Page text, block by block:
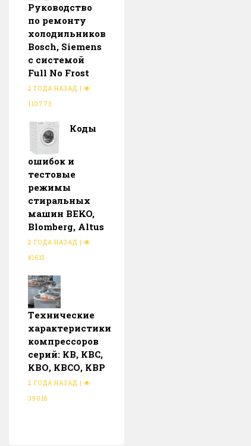
Руководство
по ремонту
холодильников
Bosch, Siemens
с системой
Full No Frost
2 ГОДА НАЗАД |
110773
Коды
ошибок и
тестовые
режимы
стиральных
машин BEKO,
Blomberg, Altus
2 ГОДА НАЗАД |
41615
Тeхнические
характеристики
компрессоров
серий: КВ, КВС,
КВО, КВСО, КВР
2 ГОДА НАЗАД |
39018